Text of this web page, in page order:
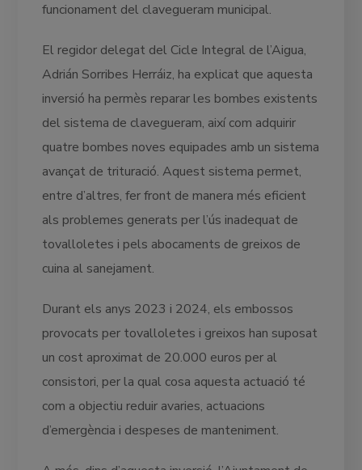
funcionament del clavegueram municipal.
El regidor delegat del Cicle Integral de l’Aigua,
Adrián Sorribes Herráiz, ha explicat que aquesta
inversió ha permès reparar les bombes existents
del sistema de clavegueram, així com adquirir
quatre bombes noves equipades amb un sistema
avançat de trituració. Aquest sistema permet,
entre d’altres, fer front de manera més eficient
als problemes generats per l’ús inadequat de
tovalloletes i pels abocaments de greixos de
cuina al sanejament.
Durant els anys 2023 i 2024, els embossos
provocats per tovalloletes i greixos han suposat
un cost aproximat de 20.000 euros per al
consistori, per la qual cosa aquesta actuació té
com a objectiu reduir avaries, actuacions
d’emergència i despeses de manteniment.